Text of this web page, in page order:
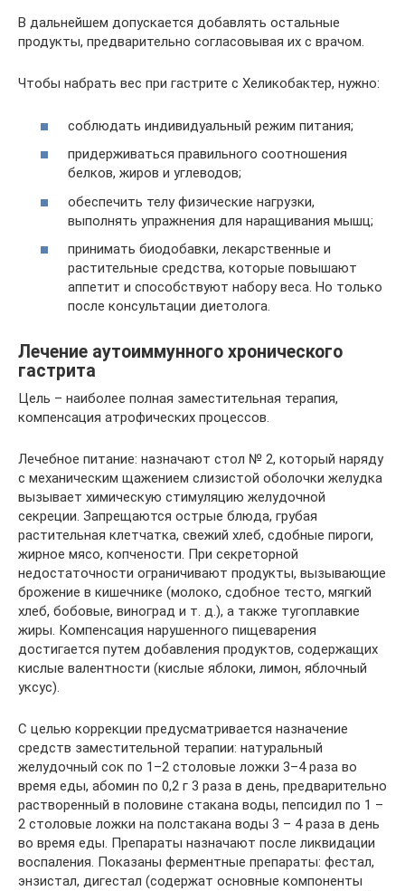
В дальнейшем допускается добавлять остальные
продукты, предварительно согласовывая их с врачом.
Чтобы набрать вес при гастрите с Хеликобактер, нужно:
соблюдать индивидуальный режим питания;
придерживаться правильного соотношения
белков, жиров и углеводов;
обеспечить телу физические нагрузки,
выполнять упражнения для наращивания мышц;
принимать биодобавки, лекарственные и
растительные средства, которые повышают
аппетит и способствуют набору веса. Но только
после консультации диетолога.
Лечение аутоиммунного хронического
гастрита
Цель – наиболее полная заместительная терапия,
компенсация атрофических процессов.
Лечебное питание: назначают стол № 2, который наряду
с механическим щажением слизистой оболочки желудка
вызывает химическую стимуляцию желудочной
секреции. Запрещаются острые блюда, грубая
растительная клетчатка, свежий хлеб, сдобные пироги,
жирное мясо, копчености. При секреторной
недостаточности ограничивают продукты, вызывающие
брожение в кишечнике (молоко, сдобное тесто, мягкий
хлеб, бобовые, виноград и т. д.), а также тугоплавкие
жиры. Компенсация нарушенного пищеварения
достигается путем добавления продуктов, содержащих
кислые валентности (кислые яблоки, лимон, яблочный
уксус).
С целью коррекции предусматривается назначение
средств заместительной терапии: натуральный
желудочный сок по 1–2 столовые ложки 3–4 раза во
время еды, абомин по 0,2 г 3 раза в день, предварительно
растворенный в половине стакана воды, пепсидил по 1 –
2 столовые ложки на полстакана воды 3 – 4 раза в день
во время еды. Препараты назначают после ликвидации
воспаления. Показаны ферментные препараты: фестал,
энзистал, дигестал (содержат основные компоненты